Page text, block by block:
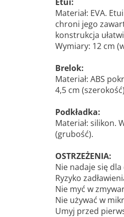
Materiał: EVA.
chroni jego
konstrukcja
Wymiary: 12 cm
Brelok:
Materiał: ABS
4,5 cm
Podkładka:
Materiał: silikon.
(grubość).
OSTRZEŻENIA:
Nie nadaje się
Ryzyko
Nie myć w
Nie używać w
Umyj przed